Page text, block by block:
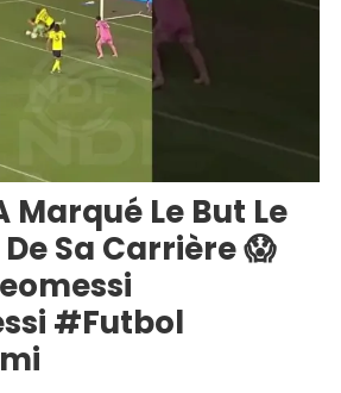
Marqué Le But Le
Sa Carrière 😱
#futbol